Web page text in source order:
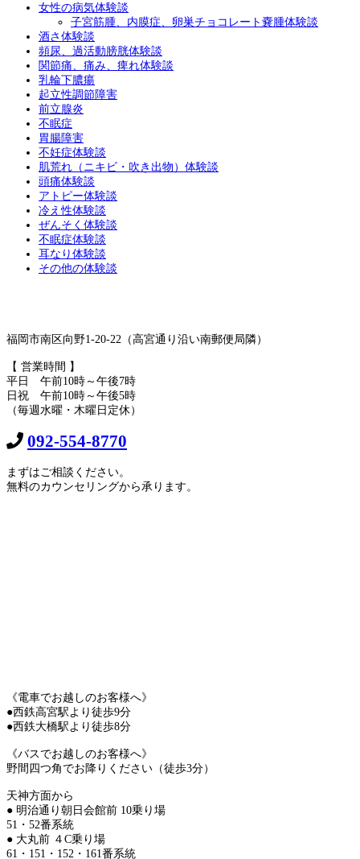
女性の病気体験談
子宮筋腫、内膜症、卵巣チョコレート嚢腫体験談
酒さ体験談
頻尿、過活動膀胱体験談
関節痛、痛み、痺れ体験談
乳輪下膿瘍
起立性調節障害
前立腺炎
不眠症
胃腸障害
不妊症体験談
肌荒れ（ニキビ・吹き出物）体験談
頭痛体験談
アトピー体験談
冷え性体験談
ぜんそく体験談
不眠症体験談
耳なり体験談
その他の体験談
福岡市南区向野1-20-22（高宮通り沿い南郵便局隣）
【 営業時間 】
平日 午前10時～午後7時
日祝 午前10時～午後5時
（毎週水曜・木曜日定休）
092-554-8770
まずはご相談ください。
無料のカウンセリングから承ります。
《電車でお越しのお客様へ》
●西鉄高宮駅より徒歩9分
●西鉄大橋駅より徒歩8分
《バスでお越しのお客様へ》
野間四つ角でお降りください（徒歩3分）
天神方面から
● 明治通り朝日会館前 10乗り場
51・52番系統
● 大丸前 ４C乗り場
61・151・152・161番系統